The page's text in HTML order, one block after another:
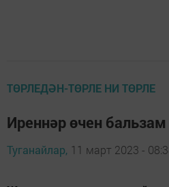
ТӨРЛЕДӘН-ТӨРЛЕ НИ ТӨРЛЕ
Иреннәр өчен бальзам
Туганайлар, 11 март 2023 -